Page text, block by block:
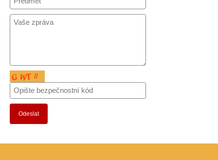
Jídelní lístek
Podpořili nás